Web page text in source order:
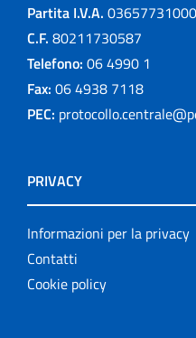
Partita I.V.A. 03657731000
C.F. 80211730587
Telefono: 06 4990 1
Fax: 06 4938 7118
PEC:
PRIVACY
Informazioni per la privacy
Contatti
Cookie policy